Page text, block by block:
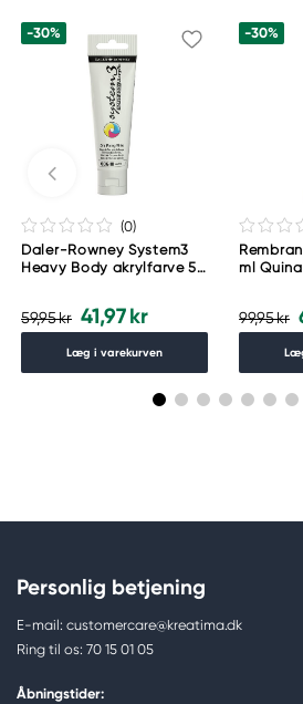
-30%
(0)
Daler-Rowney System3
Heavy Body akrylfarve 59
59,95 kr 41,97 kr
Læg i varekurven
-30%
ml
99,95 kr
Personlig betjening
E-mail: customercare@kreatima.dk
Ring til os: 70 15 01 05
Åbningstider: